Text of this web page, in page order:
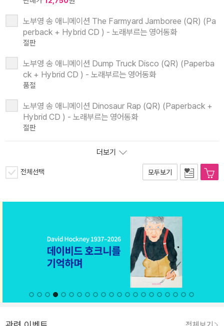
노부영 송 애니메이션 The Farmyard Jamboree (QR) (Pa
perback + Hybrid CD ) - 노래부르는 영어동화
절판
노부영 송 애니메이션 Dump Truck Disco (QR) (Paperba
ck + Hybrid CD ) - 노래부르는 영어동화
품절
노부영 송 애니메이션 Dinosaur Rap (QR) (Paperback +
Hybrid CD ) - 노래부르는 영어동화
절판
더보기
전체선택 모두보기